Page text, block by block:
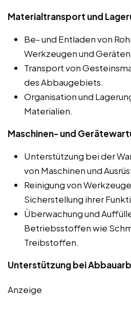
Materialtransport und
Be- und Entladen von
Werkzeugen und
Transport von
des Abbaugebiets.
Organisation und
Materialien.
Maschinen- und
Unterstützung bei der
von Maschinen und
Reinigung von
Sicherstellung ihrer
Überwachung und
Betriebsstoffen wie
Treibstoffen.
Unterstützung bei
Anzeige